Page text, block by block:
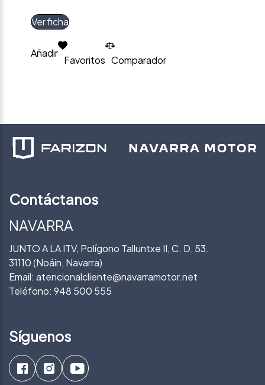
Ver ficha
Añadir
Favoritos Comparador
Contáctanos
NAVARRA
JUNTO A LA ITV, Polígono Talluntxe II, C. D, 53.
31110 (Noáin, Navarra)
Email: atencionalcliente@navarramotor.net
Teléfono: 948 500 555
Síguenos